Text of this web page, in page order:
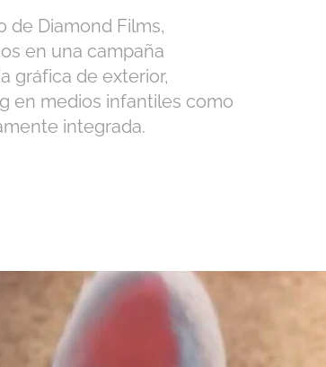
de Diamond Films,
en una campaña
gráfica de exterior,
en medios infantiles como
integrada.